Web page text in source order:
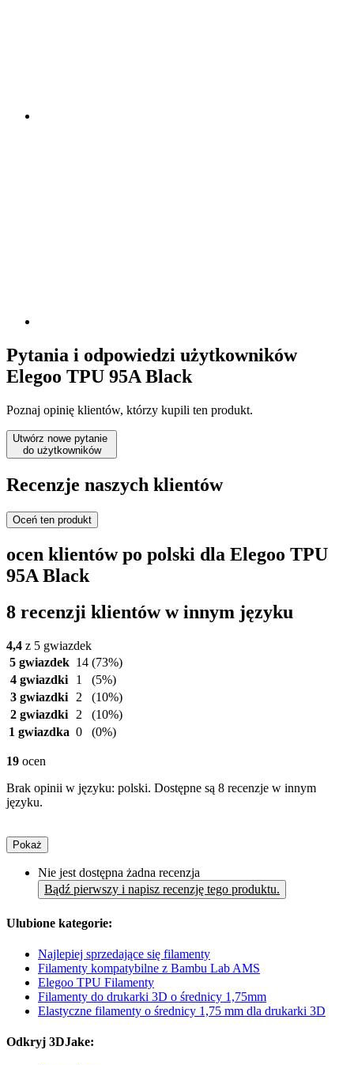
Pytania i odpowiedzi użytkowników
Elegoo TPU 95A Black
Poznaj opinię klientów, którzy kupili ten produkt.
Utwórz nowe pytanie
do użytkowników
Recenzje naszych klientów
Oceń ten produkt
ocen klientów po polski dla Elegoo TPU
95A Black
8 recenzji klientów w innym języku
4,4 z 5 gwiazdek
5 gwiazdek 14 (73%)
4 gwiazdki
1
(5%)
3 gwiazdki
2
(10%)
2 gwiazdki
2
(10%)
1 gwiazdka 0 (0%)
19 ocen
Brak opinii w języku: polski. Dostępne są 8 recenzje w innym
języku.
Pokaż
Nie jest dostępna żadna recenzja
Bądź pierwszy i napisz recenzję tego produktu.
Ulubione kategorie:
Najlepiej sprzedające się filamenty
Filamenty kompatybilne z Bambu Lab AMS
Elegoo TPU Filamenty
Filamenty do drukarki 3D o średnicy 1,75mm
Elastyczne filamenty o średnicy 1,75 mm dla drukarki 3D
Odkryj 3DJake: